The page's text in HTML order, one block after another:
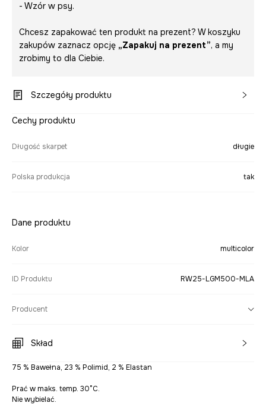
- Wzór w psy.
Chcesz zapakować ten produkt na prezent? W koszyku
zakupów zaznacz opcję „Zapakuj na prezent”, a my
zrobimy to dla Ciebie.
Szczegóły produktu
Cechy produktu
Długość skarpet długie
Polska produkcja tak
Dane produktu
Kolor multicolor
ID Produktu RW25-LGM500-MLA
Producent
Skład
75 % Bawełna, 23 % Polimid, 2 % Elastan
Prać w maks. temp. 30°C.
Nie wybielać.